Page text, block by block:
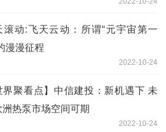
滚动:飞天云动：所谓“元宇宙第一
漫漫征程
2022-10-24
界聚看点】中信建投：新机遇下 未
洲热泵市场空间可期
2022-10-24